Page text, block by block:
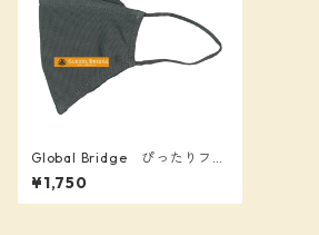
Global Bridge ぴったりフィ
ットマスク（接触冷感）
¥1,750